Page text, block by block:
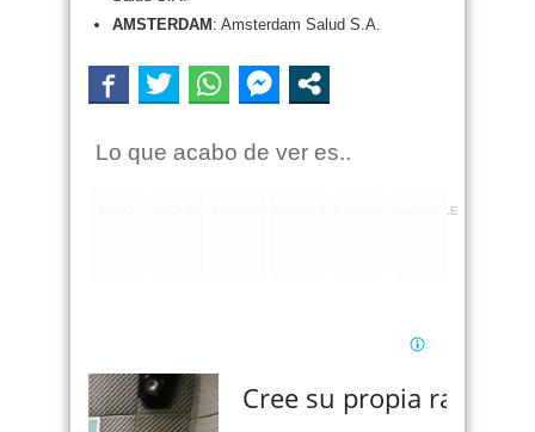
AMSTERDAM : Amsterdam Salud S.A.
Lo que acabo de ver es..
INCREIBLE